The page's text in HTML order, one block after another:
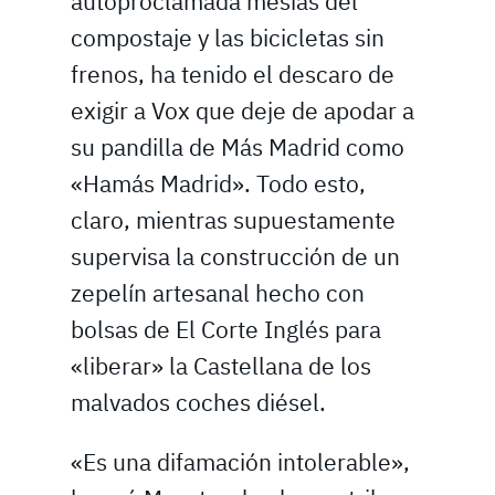
compostaje y las bicicletas sin
frenos, ha tenido el descaro de
exigir a Vox que deje de apodar a
su pandilla de Más Madrid como
«Hamás Madrid». Todo esto,
claro, mientras supuestamente
supervisa la construcción de un
zepelín artesanal hecho con
bolsas de El Corte Inglés para
«liberar» la Castellana de los
malvados coches diésel.
«Es una difamación intolerable»,